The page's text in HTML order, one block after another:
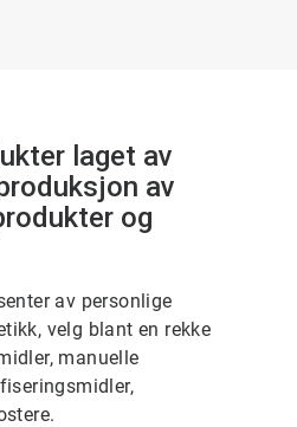
laget av
av
og
av personlige
velg blant en rekke
manuelle